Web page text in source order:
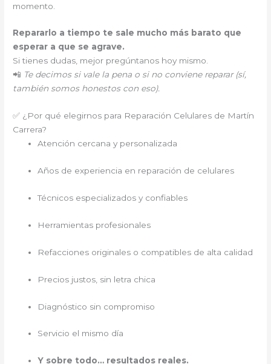
momento.
Repararlo a tiempo te sale mucho más barato que
esperar a que se agrave.
Si tienes dudas, mejor pregúntanos hoy mismo.
📲 Te decimos si vale la pena o si no conviene reparar (sí,
también somos honestos con eso).
✅ ¿Por qué elegirnos para Reparación Celulares de Martín
Carrera?
Atención cercana y personalizada
Años de experiencia en reparación de celulares
Técnicos especializados y confiables
Herramientas profesionales
Refacciones originales o compatibles de alta calidad
Precios justos, sin letra chica
Diagnóstico sin compromiso
Servicio el mismo día
Y sobre todo… resultados reales.